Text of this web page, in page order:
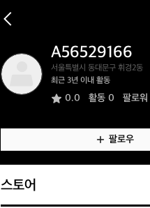
A
5
6
9
6
6
A56529166
서울특별시 동대문구 휘경2동
최근 3년 이내 활동
0.0 활동 0
팔로우
스토어